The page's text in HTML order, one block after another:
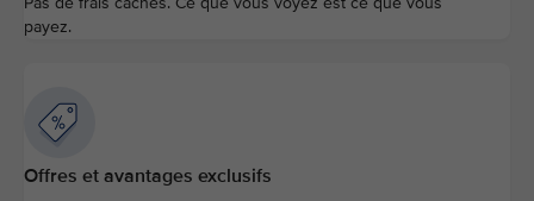
payez.
Offres et avantages exclusifs